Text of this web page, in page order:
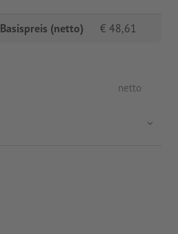
Basispreis (netto) € 48,61
netto